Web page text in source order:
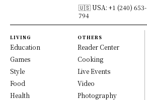
🇺🇸 USA: +1 (240) 653-
794
LIVING
Education
Games
Style
Food
Health
OTHERS
Reader Center
Cooking
Live Events
Video
Photography